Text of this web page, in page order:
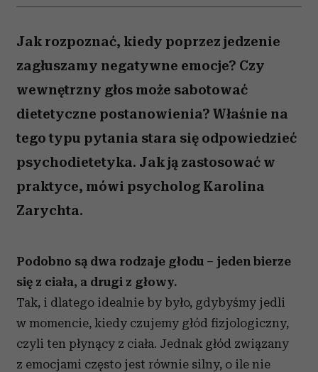
Jak rozpoznać, kiedy poprzez jedzenie
zagłuszamy negatywne emocje? Czy
wewnętrzny głos może sabotować
dietetyczne postanowienia? Właśnie na
tego typu pytania stara się odpowiedzieć
psychodietetyka. Jak ją zastosować w
praktyce, mówi psycholog Karolina
Zarychta.
Podobno są dwa rodzaje głodu – jeden bierze
się z ciała, a drugi z głowy.
Tak, i dlatego idealnie by było, gdybyśmy jedli
w momencie, kiedy czujemy głód fizjologiczny,
czyli ten płynący z ciała. Jednak głód związany
z emocjami często jest równie silny, o ile nie